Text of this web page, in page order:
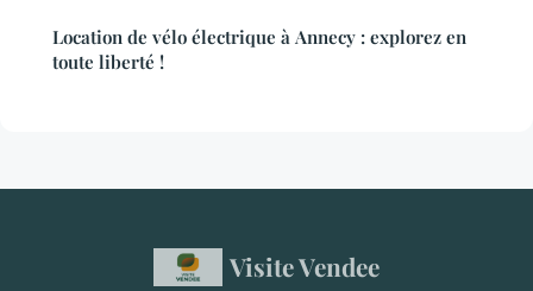
Location de vélo électrique à Annecy : explorez en
toute liberté !
Visite Vendee